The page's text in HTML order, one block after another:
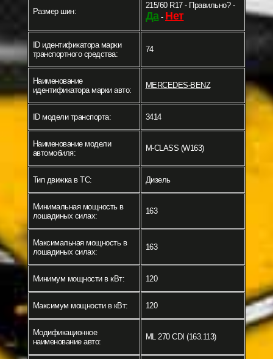
Размер шин:
215/60 R17 - Правильно? -
Да- Нет
ID идентификатора марки
транспортного средства:
74
Наименование
идентификатора марки авто:
MERCEDES-BENZ
ID модели транспорта: 3414
Наименование модели
автомобиля:
M-CLASS (W163)
Тип движка в ТС: Дизель
Минимальная мощность в
лошадиных силах:
163
Максимальная мощность в
лошадиных силах:
163
Минимум мощности в кВт: 120
Максимум мощности в кВт: 120
Модификационное
наименование авто:
ML 270 CDI (163.113)